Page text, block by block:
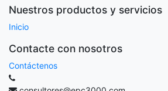
Nuestros productos y servicios
Inicio
Contacte con nosotros
Contáctenos